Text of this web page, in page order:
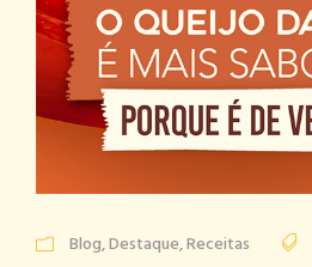
Blog,Destaque,Receitas